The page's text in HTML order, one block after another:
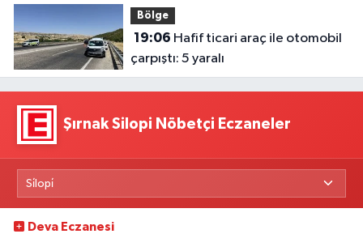
Bölge
19:06
çarpıştı: 5 yaralı
Şırnak Silopi Nöbetçi Eczaneler
Deva Eczanesi